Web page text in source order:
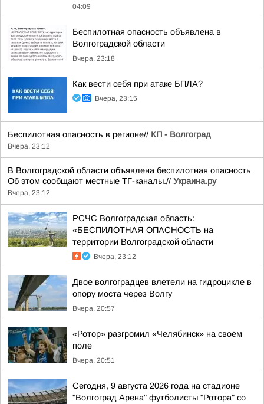
04:09
Беспилотная опасность объявлена в
Волгоградской области
Вчера, 23:18
Как вести себя при атаке БПЛА?
Вчера, 23:15
Беспилотная опасность в регионе// КП - Волгоград
Вчера, 23:12
В Волгоградской области объявлена беспилотная опасность
Об этом сообщают местные ТГ-каналы.// Украина.ру
Вчера, 23:12
РСЧС Волгоградская область:
«БЕСПИЛОТНАЯ ОПАСНОСТЬ на
территории Волгоградской области
Вчера, 23:12
Двое волгоградцев влетели на гидроцикле в
опору моста через Волгу
Вчера, 20:57
«Ротор» разгромил «Челябинск» на своём
поле
Вчера, 20:51
Сегодня, 9 августа 2026 года на стадионе
"Волгоград Арена" футболисты "Ротора" со